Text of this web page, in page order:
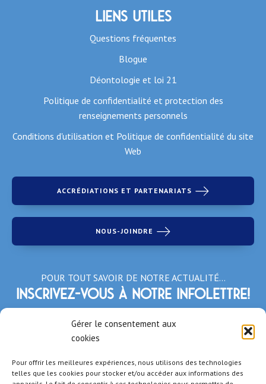
Gérer le consentement aux
cookies
Pour offrir les meilleures expériences, nous utilisons des technologies
telles que les cookies pour stocker et/ou accéder aux informations des
Liens utiles
Questions fréquentes
Blogue
Déontologie et loi 21
Politique de confidentialité et protection des
renseignements personnels
Conditions d'utilisation et Politique de confidentialité du site
Web
ACCRÉDIATIONS ET PARTENARIATS
NOUS-JOINDRE
POUR TOUT SAVOIR DE NOTRE ACTUALITÉ…
Inscrivez-vous à notre infolettre!
*Champs obligatoires